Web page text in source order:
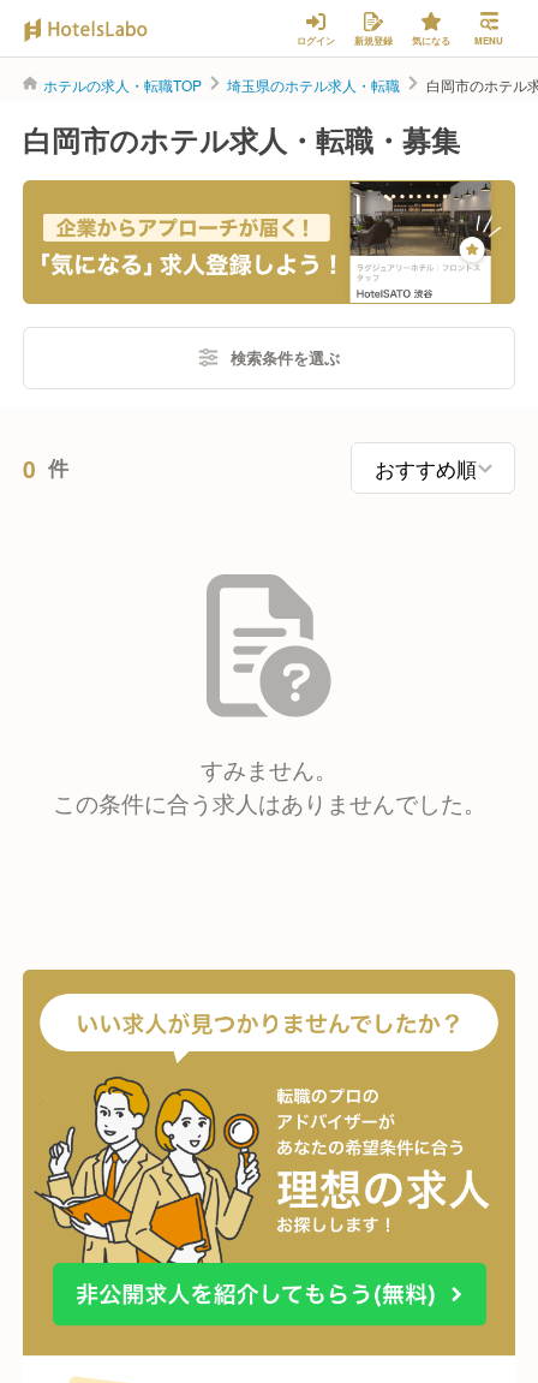
ログイン 新規登録 気になる MENU
ホテルの求人・転職TOP 埼玉県のホテル求人・転職 白岡市のホテル
白岡市のホテル求人・転職・募集
検索条件を選ぶ
0 件
すみません。
この条件に合う求人はありませんでした。